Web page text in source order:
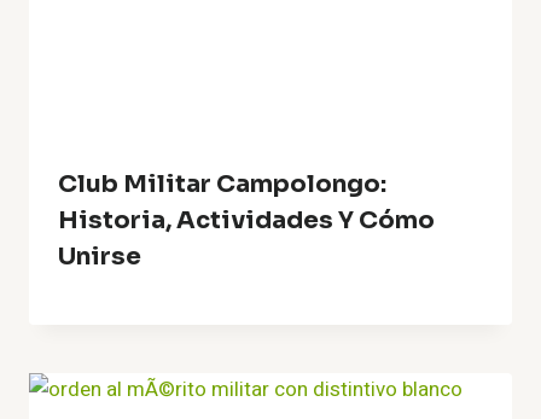
Club Militar Campolongo:
Historia, Actividades Y Cómo
Unirse